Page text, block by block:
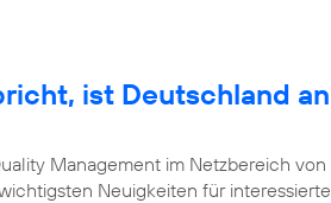
ist Deutschland an
Management im Netzbereich von
Neuigkeiten für interessierte